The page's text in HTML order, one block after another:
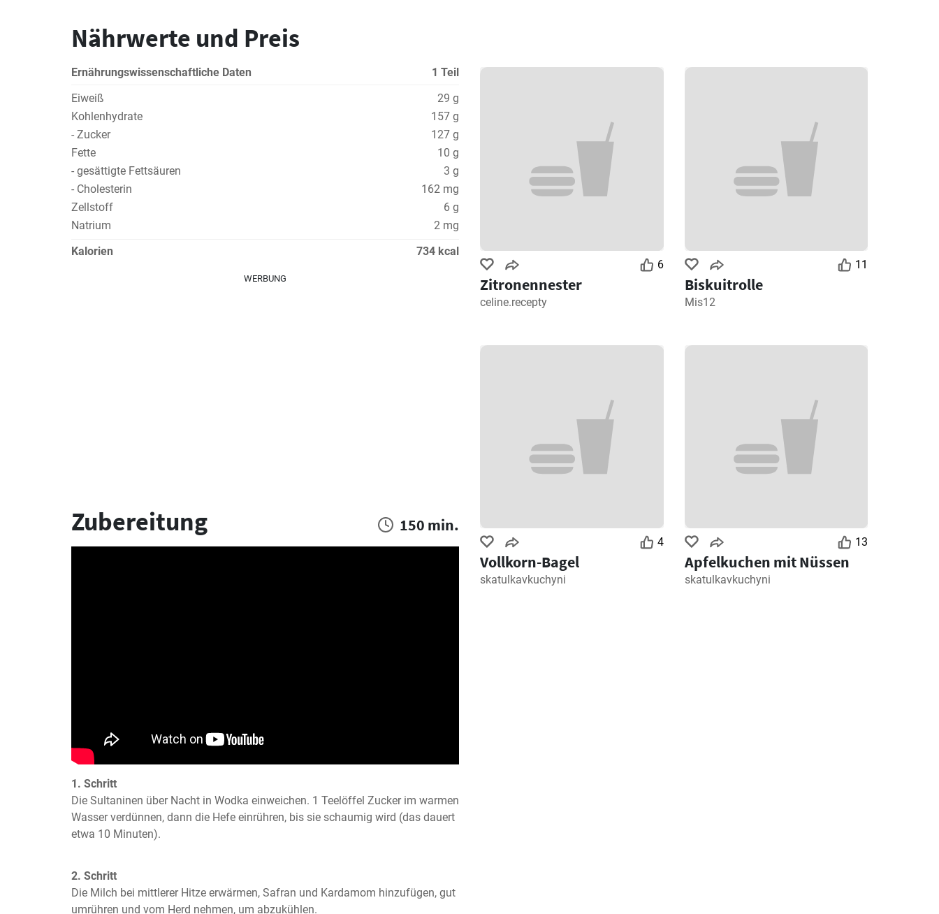
Nährwerte und Preis
Ernährungswissenschaftliche Daten
1 Teil
Eiweiß
29 g
Kohlenhydrate
157 g
- Zucker
127 g
Fette
10 g
- gesättigte Fettsäuren
3 g
- Cholesterin
162 mg
Zellstoff
6 g
Natrium
2 mg
Kalorien
734 kcal
WERBUNG
Zubereitung 150 min.
1. Schritt
Die Sultaninen über Nacht in Wodka einweichen. 1 Teelöffel Zucker im warmen
Wasser verdünnen, dann die Hefe einrühren, bis sie schaumig wird (das dauert
etwa 10 Minuten).
2. Schritt
Die Milch bei mittlerer Hitze erwärmen, Safran und Kardamom hinzufügen, gut
umrühren und vom Herd nehmen, um abzukühlen.
6
Zitronennester
celine.recepty
11
Biskuitrolle
Mis12
4
Vollkorn-Bagel
skatulkavkuchyni
13
Apfelkuchen mit Nüssen
skatulkavkuchyni